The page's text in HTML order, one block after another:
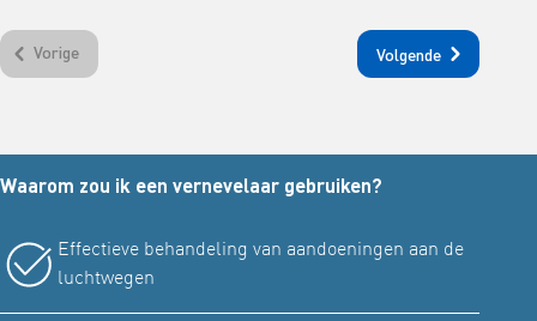
Vorige Volgende
Waarom zou ik een vernevelaar gebruiken?
Effectieve behandeling van aandoeningen aan de
luchtwegen